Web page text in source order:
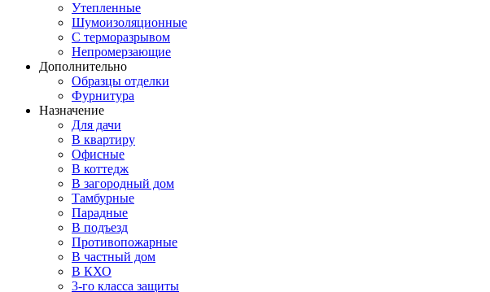
Утепленные
Шумоизоляционные
С терморазрывом
Непромерзающие
Дополнительно
Образцы отделки
Фурнитура
Назначение
Для дачи
В квартиру
Офисные
В коттедж
В загородный дом
Тамбурные
Парадные
В подъезд
Противопожарные
В частный дом
В КХО
3-го класса защиты